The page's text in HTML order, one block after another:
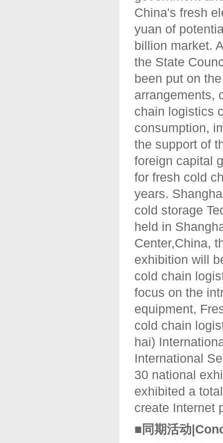
China's fresh
yuan of
billion market.
the State
been put on
arrangements,
chain logistics
consumption,
the support of
foreign capital
for fresh cold
years.
cold storage
held in
Center,China,
exhibition will
cold chain
focus on the
equipment,
cold chain
hai)
International
30 national
exhibited a
create Internet
■同期活动